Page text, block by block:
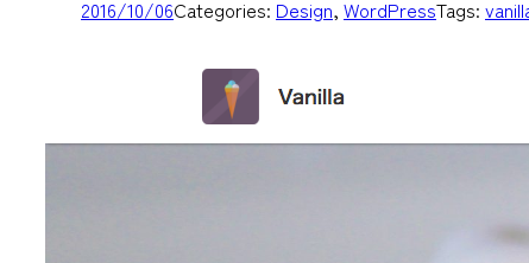
2016/10/06Categories: Design, WordPressTags: